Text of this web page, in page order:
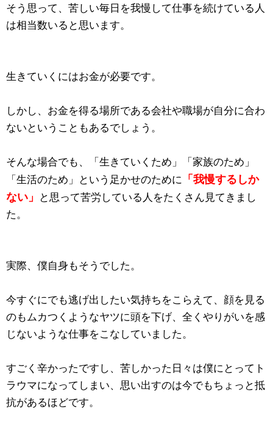
そう思って、苦しい毎日を我慢して仕事を続けている人
は相当数いると思います。
生きていくにはお金が必要です。
しかし、お金を得る場所である会社や職場が自分に合わ
ないということもあるでしょう。
そんな場合でも、「生きていくため」「家族のため」
「生活のため」という足かせのために 「我慢するしか
ない」
と思って苦労している人をたくさん見てきまし
た。
実際、僕自身もそうでした。
今すぐにでも逃げ出したい気持ちをこらえて、顔を見る
のもムカつくようなヤツに頭を下げ、全くやりがいを感
じないような仕事をこなしていました。
すごく辛かったですし、苦しかった日々は僕にとってト
ラウマになってしまい、思い出すのは今でもちょっと抵
抗があるほどです。